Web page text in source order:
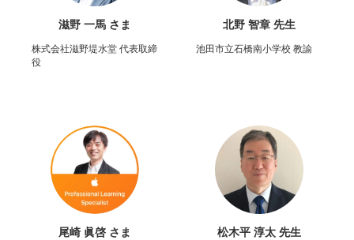
滋野 一馬 さま
株式会社滋野堤水堂 代表取締
役
北野 智章 先生
池田市立石橋南小学校 教諭
尾崎 眞啓 さま 松木平 淳太 先生